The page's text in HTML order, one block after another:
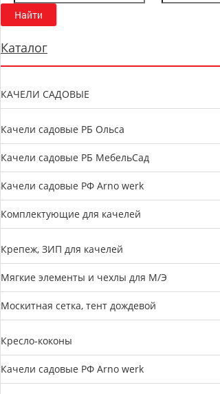
Каталог
КАЧЕЛИ САДОВЫЕ
Качели садовые РБ Ольса
Качели садовые РБ МебельСад
Качели садовые РФ Arno werk
Комплектующие для качелей
Крепеж, ЗИП для качелей
Мягкие элементы и чехлы для М/Э
Москитная сетка, тент дождевой
Кресло-коконы
Качели садовые РФ Arno werk